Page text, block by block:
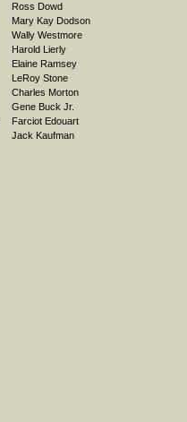
Ross Dowd
Mary Kay Dodson
Wally Westmore
Harold Lierly
Elaine Ramsey
LeRoy Stone
Charles Morton
Gene Buck Jr.
Farciot Edouart
Jack Kaufman